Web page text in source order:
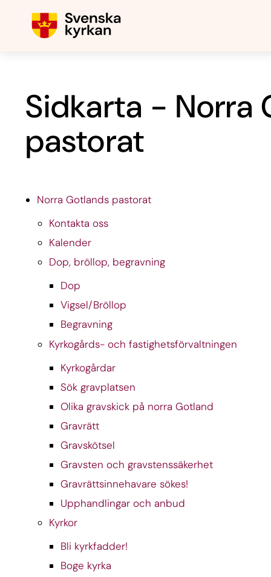
Sidkarta - Norra
pastorat
Norra Gotlands pastorat
Kontakta oss
Kalender
Dop, bröllop, begravning
Dop
Vigsel/Bröllop
Begravning
Kyrkogårds- och fastighetsförvaltningen
Kyrkogårdar
Sök gravplatsen
Olika gravskick på norra Gotland
Gravrätt
Gravskötsel
Gravsten och gravstenssäkerhet
Gravrättsinnehavare sökes!
Upphandlingar och anbud
Kyrkor
Bli kyrkfadder!
Boge kyrka